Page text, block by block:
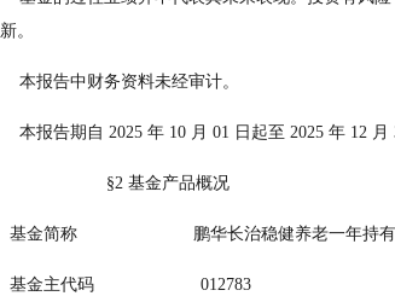
新。
    本报告中财务资料未经审计。
本报告期自 2025 年 10 月 01 日起至 2025 年 12 月
                      §2 基金产品概况
基金简称                        鹏华长治稳健养老一年
  基金主代码                      012783